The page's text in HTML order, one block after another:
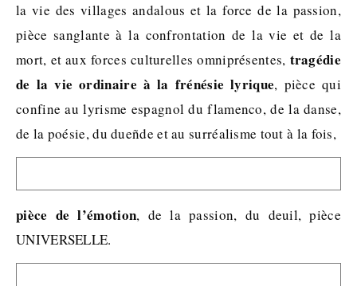
la vie des villages andalous et la force de la passion,
pièce sanglante à la confrontation de la vie et de la
mort, et aux forces culturelles omniprésentes, tragédie
de la vie ordinaire à la frénésie lyrique, pièce qui
confine au lyrisme espagnol du flamenco, de la danse,
de la poésie, du dueñde et au surréalisme tout à la fois,
pièce de l’émotion, de la passion, du deuil, pièce
UNIVERSELLE.